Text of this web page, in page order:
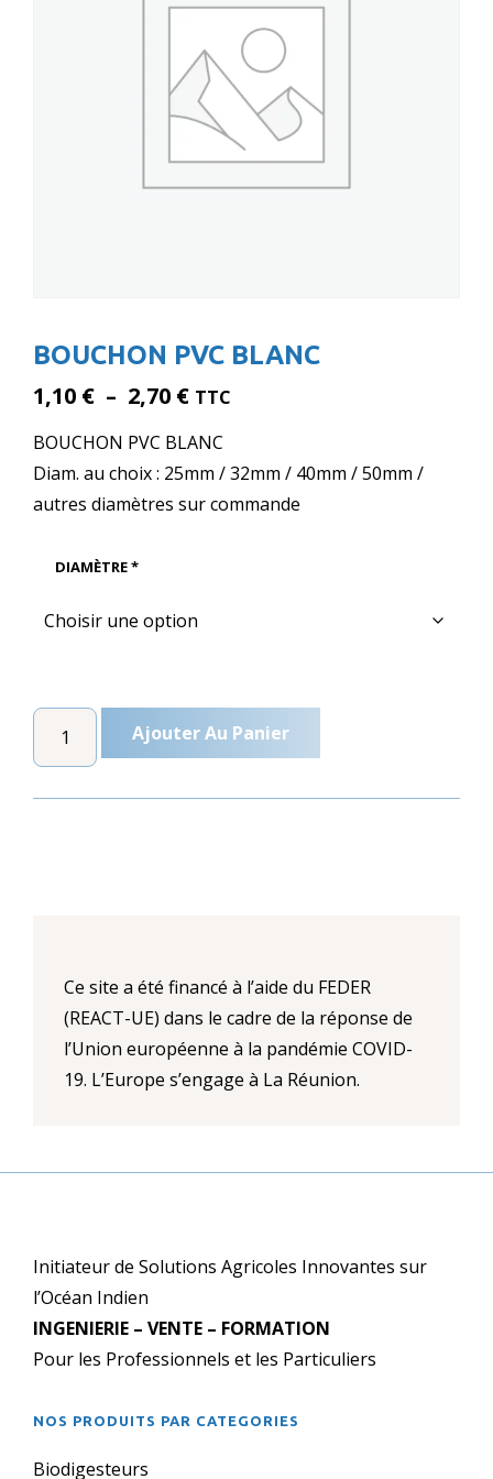
BOUCHON PVC BLANC
1,10 € – 2,70 €Plage
prix :
1,10 €
à
TTC
BOUCHON PVC BLANC
Diam. au choix : 25mm / 32mm / 40mm / 50mm /
autres diamètres sur commande
DIAMÈTRE *
QUANTITÉ
BOUCHON
Ajouter Au Panier
Ce site a été financé à l’aide du FEDER
(REACT-UE) dans le cadre de la réponse de
l’Union européenne à la pandémie COVID-
19. L’Europe s’engage à La Réunion.
Initiateur de Solutions Agricoles Innovantes sur
l’Océan Indien
INGENIERIE – VENTE – FORMATION
Pour les Professionnels et les Particuliers
NOS PRODUITS PAR CATEGORIES
Biodigesteurs